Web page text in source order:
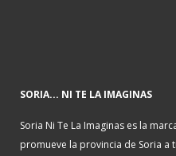
SORIA... NI TE LA IMAGINAS
Soria Ni Te La Imaginas es la
promueve la provincia de Soria a